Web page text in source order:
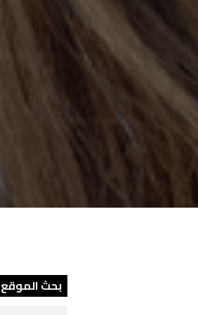
بحث الموقع